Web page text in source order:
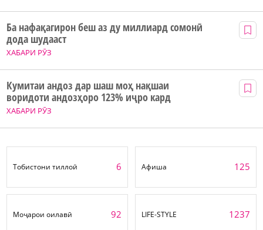
ХАБАРИ РӮЗ
Ба нафақагирон беш аз ду миллиард сомонӣ
дода шудааст
ХАБАРИ РӮЗ
Кумитаи андоз дар шаш моҳ нақшаи
воридоти андозҳоро 123% иҷро кард
Тобистони тиллоӣ 6 Афиша 125
Моҷарои оилавӣ 92 LIFE-STYLE 1237